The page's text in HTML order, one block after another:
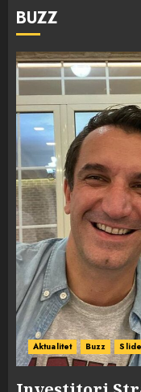
BUZZ
Aktualitet Buzz